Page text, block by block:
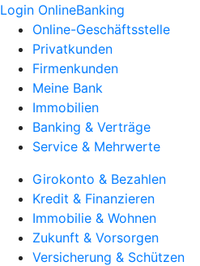
Login OnlineBanking
Online-Geschäftsstelle
Privatkunden
Firmenkunden
Meine Bank
Immobilien
Banking & Verträge
Service & Mehrwerte
Girokonto & Bezahlen
Kredit & Finanzieren
Immobilie & Wohnen
Zukunft & Vorsorgen
Versicherung & Schützen